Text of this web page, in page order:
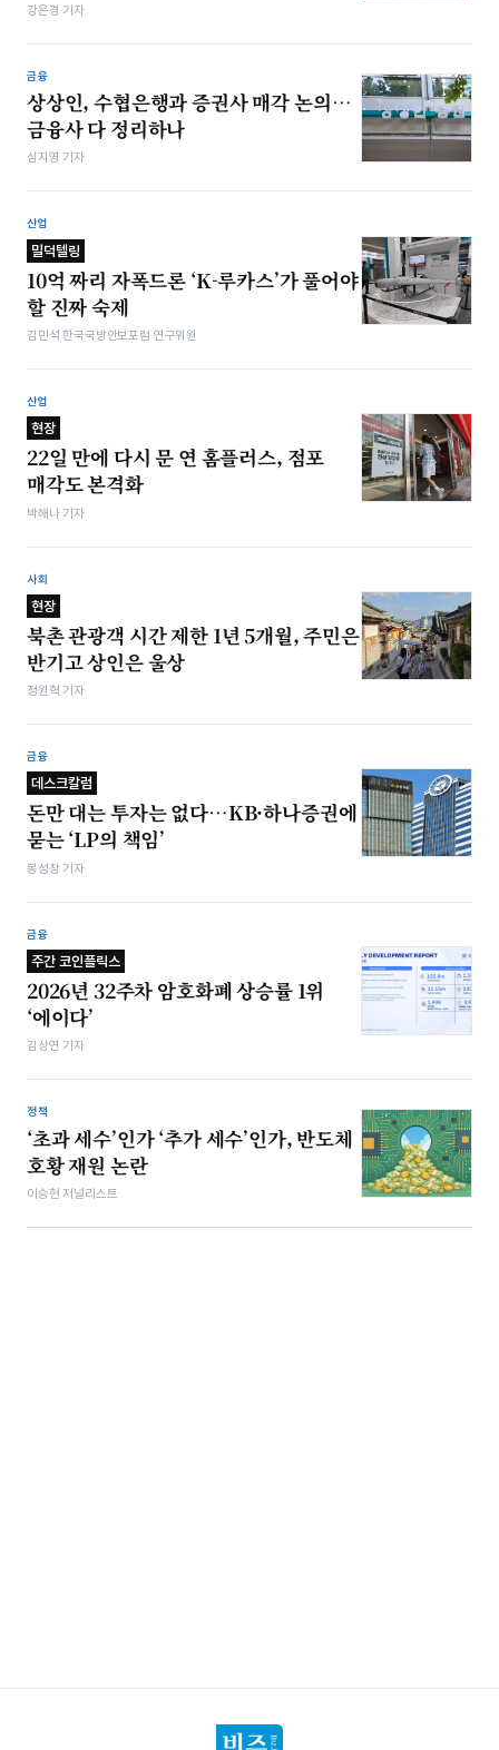
강은경 기자
금융
상상인, 수협은행과 증권사 매각 논의…
금융사 다 정리하나
심지영 기자
산업
밀덕텔링
10억 짜리 자폭드론 ‘K-루카스’가 풀어야
할 진짜 숙제
김민석 한국국방안보포럼 연구위원
산업
현장
22일 만에 다시 문 연 홈플러스, 점포
매각도 본격화
박해나 기자
사회
현장
북촌 관광객 시간 제한 1년 5개월, 주민은
반기고 상인은 울상
정원혁 기자
금융
데스크칼럼
돈만 대는 투자는 없다…KB·하나증권에
묻는 ‘LP의 책임’
봉성창 기자
금융
주간 코인플릭스
2026년 32주차 암호화폐 상승률 1위
‘에이다’
김상연 기자
정책
‘초과 세수’인가 ‘추가 세수’인가, 반도체
호황 재원 논란
이승현 저널리스트